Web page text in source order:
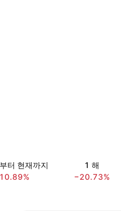
터 현재까지
1 해
−20.73%